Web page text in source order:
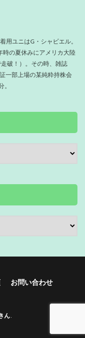
用ユニはG・シャビエル。
時の夏休みにアメリカ大陸
破！）。その時、雑誌
一部上場の某純粋持株会
お問い合わせ
ん.